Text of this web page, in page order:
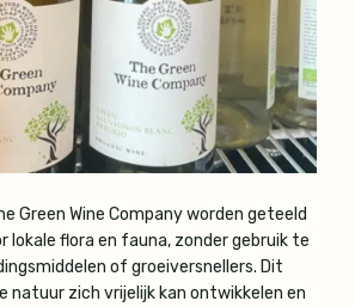
Green Wine Company worden geteeld
lokale flora en fauna, zonder gebruik te
of groeiversnellers. Dit
natuur zich vrijelijk kan ontwikkelen en